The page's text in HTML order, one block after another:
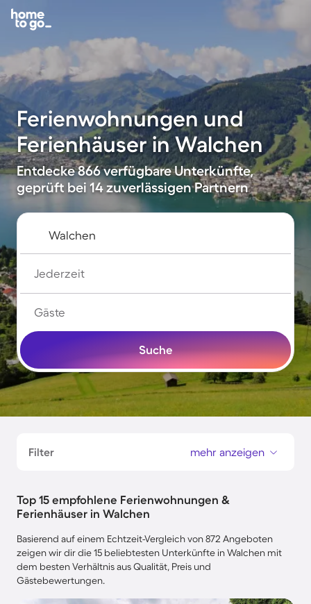
Ferienwohnungen und
Ferienhäuser in Walchen
Entdecke 866 verfügbare Unterkünfte,
geprüft bei 14 zuverlässigen Partnern
Jederzeit
Gäste
Suche
Filter mehr anzeigen
Top 15 empfohlene Ferienwohnungen &
Ferienhäuser in Walchen
Basierend auf einem Echtzeit-Vergleich von 872 Angeboten
zeigen wir dir die 15 beliebtesten Unterkünfte in Walchen mit
dem besten Verhältnis aus Qualität, Preis und
Gästebewertungen.